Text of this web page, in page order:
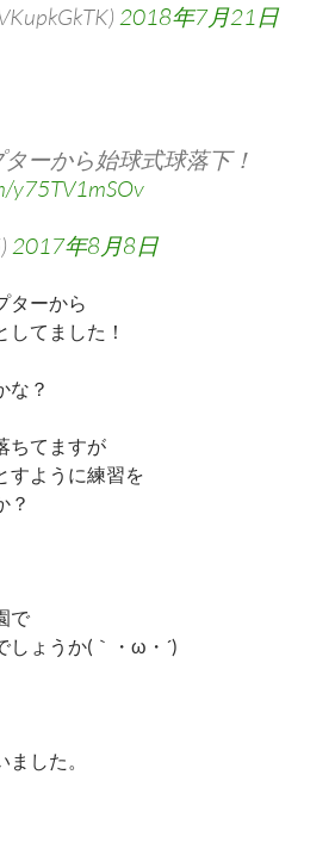
2018年7月21日
ーから始球式球落下！
y75TV1mSOv
2017年8月8日
ターから
てました！
な？
ちてますが
すように練習を
？
で
ょうか(｀・ω・´)ゞ
した。